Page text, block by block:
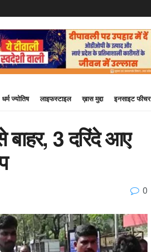
धर्म ज्योतिष लाइफस्टाइल ख़ास मुद्दा इनसाइट फीचर
बाहर, 3 दरिंदे आए
0